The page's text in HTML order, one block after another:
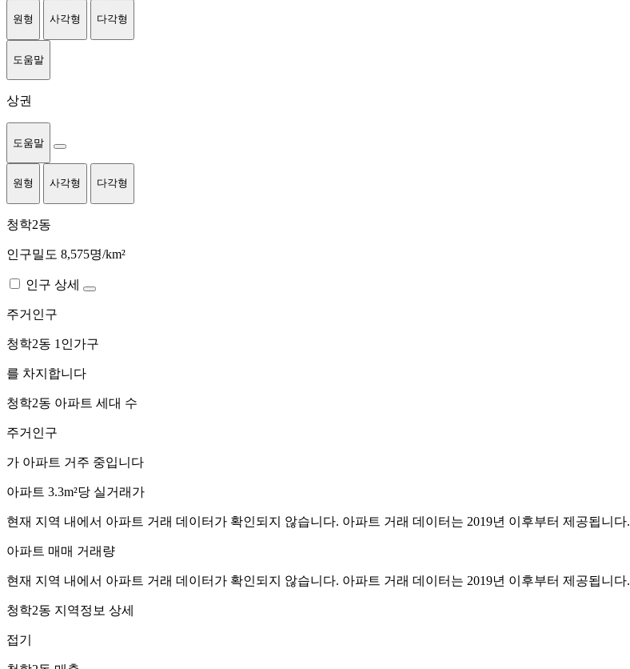
원형 사각형 다각형
도움말
상권
도움말
원형 사각형 다각형
청학2동
인구밀도 8,575명/km²
인구 상세
주거인구
청학2동 1인가구
를 차지합니다
청학2동 아파트 세대 수
주거인구
가 아파트 거주 중입니다
아파트 3.3m²당 실거래가
현재 지역 내에서 아파트 거래 데이터가 확인되지 않습니다. 아파트 거래 데이터는 2019년 이후부터 제공됩니다.
아파트 매매 거래량
현재 지역 내에서 아파트 거래 데이터가 확인되지 않습니다. 아파트 거래 데이터는 2019년 이후부터 제공됩니다.
청학2동 지역정보 상세
접기